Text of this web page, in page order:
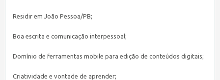
Residir em João Pessoa/PB;
Boa escrita e comunicação interpessoal;
Domínio de ferramentas mobile para edição de conteúdos digitais;
Criatividade e vontade de aprender;